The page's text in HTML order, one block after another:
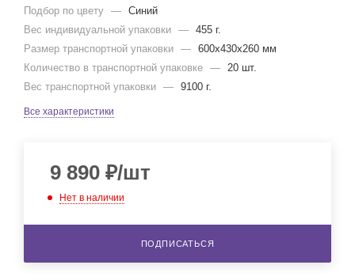
Подбор по цвету — Синий
Вес индивидуальной упаковки — 455 г.
Размер транспортной упаковки — 600x430x260 мм
Количество в транспортной упаковке — 20 шт.
Вес транспортной упаковки — 9100 г.
Все характеристики
9 890 ₽/шт
Нет в наличии
ПОДПИСАТЬСЯ